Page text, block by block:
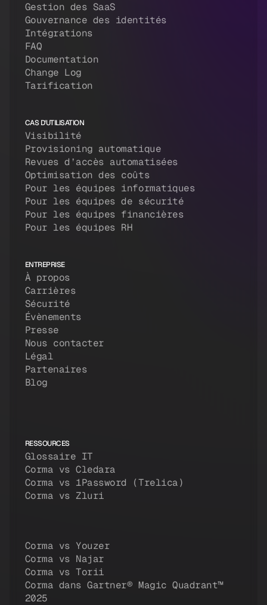
Gestion des SaaS
Gouvernance des identités
Intégrations
FAQ
Documentation
Change Log
Tarification
CAS D'UTILISATION
Visibilité
Provisioning automatique
Revues d’accès automatisées
Optimisation des coûts
Pour les équipes informatiques
Pour les équipes de sécurité
Pour les équipes financières
Pour les équipes RH
ENTREPRISE
À propos
Carrières
Sécurité
Évènements
Presse
Nous contacter
Légal
Partenaires
Blog
RESSOURCES
Glossaire IT
Corma vs Cledara
Corma vs 1Password (Trelica)
Corma vs Zluri
Corma vs Youzer
Corma vs Najar
Corma vs Torii
Corma dans Gartner® Magic Quadrant™
2025